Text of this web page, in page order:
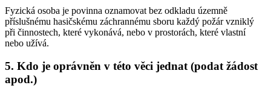
Fyzická osoba je povinna oznamovat bez odkladu územně
příslušnému hasičskému záchrannému sboru každý požár vzniklý
při činnostech, které vykonává, nebo v prostorách, které vlastní
nebo užívá.
5. Kdo je oprávněn v této věci jednat (podat žádost
apod.)